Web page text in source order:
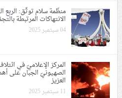
الانتهاكات المرتبطة
04 سبتمبر 2025
الصهيونيّ الجبان على
العزيز
11 سبتمبر 2025